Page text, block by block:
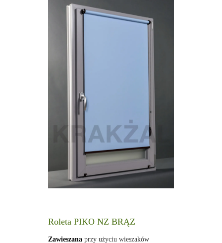
Roleta PIKO NZ BRĄZ
Zawieszanaprzy użyciu wieszaków